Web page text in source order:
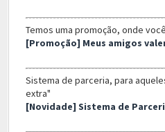
Temos uma promoção, onde
[Promoção] Meus amigos
Sistema de parceria, para
extra"
[Novidade] Sistema de